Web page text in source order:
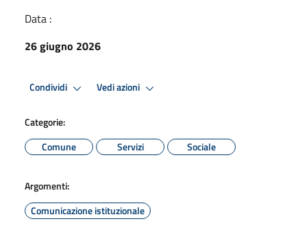
Data :
26 giugno 2026
Condividi Vedi azioni
Categorie:
Comune
Servizi Sociale
Argomenti:
Comunicazione istituzionale